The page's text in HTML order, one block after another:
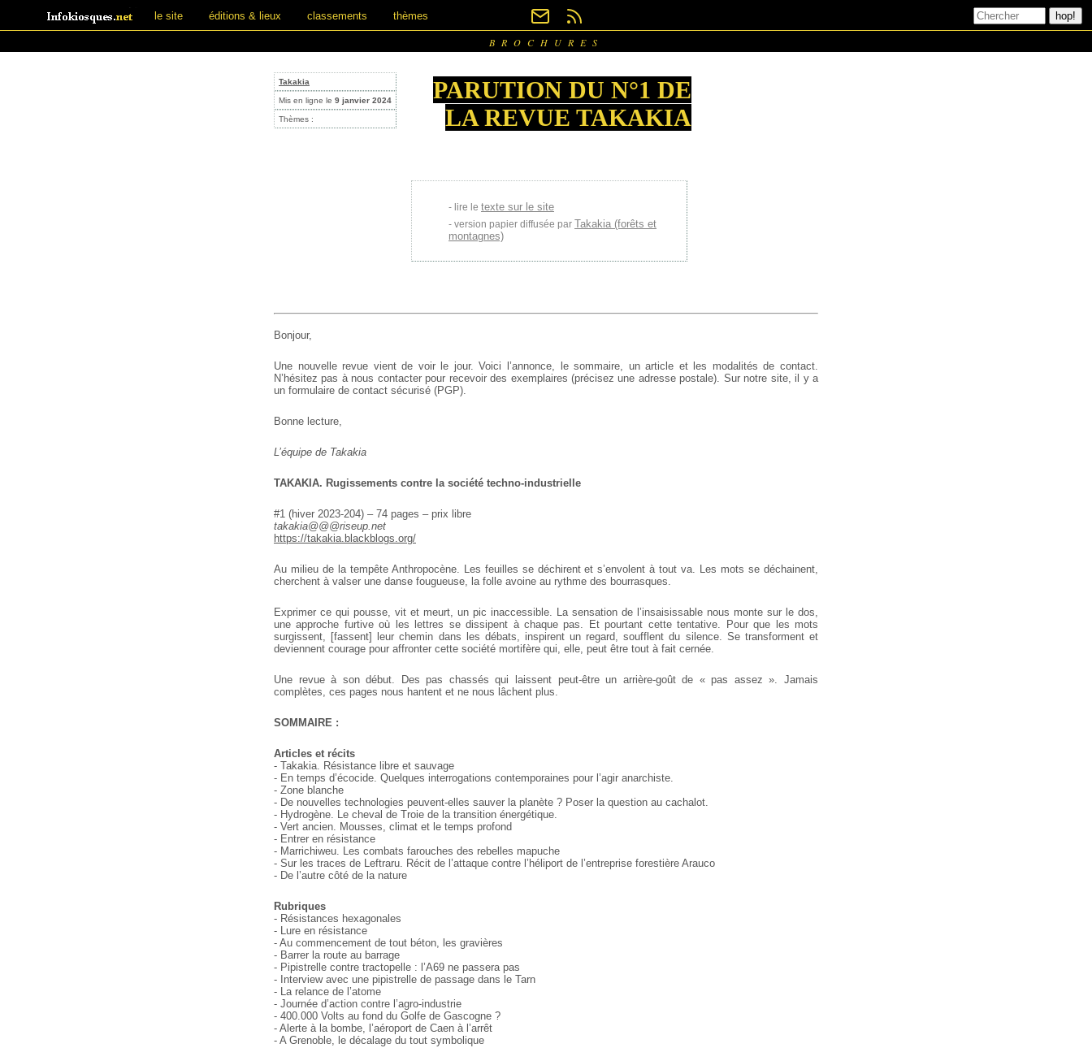
le site éditions & lieux classements thèmes
BROCHURES
Takakia
Mis en ligne le 9 janvier 2024
Thèmes :
PARUTION DU N°1 DE
LA REVUE TAKAKIA
lire le texte sur le site
version papier diffusée par Takakia (forêts et
montagnes)
Bonjour,
Une nouvelle revue vient de voir le jour. Voici l’annonce, le sommaire, un article et les modalités de contact.
N’hésitez pas à nous contacter pour recevoir des exemplaires (précisez une adresse postale). Sur notre site, il y a
un formulaire de contact sécurisé (PGP).
Bonne lecture,
L’équipe de Takakia
TAKAKIA. Rugissements contre la société techno-industrielle
#1 (hiver 2023-204) – 74 pages – prix libre
takakia@@@riseup.net
https://takakia.blackblogs.org/
Au milieu de la tempête Anthropocène. Les feuilles se déchirent et s’envolent à tout va. Les mots se déchainent,
cherchent à valser une danse fougueuse, la folle avoine au rythme des bourrasques.
Exprimer ce qui pousse, vit et meurt, un pic inaccessible. La sensation de l’insaisissable nous monte sur le dos,
une approche furtive où les lettres se dissipent à chaque pas. Et pourtant cette tentative. Pour que les mots
surgissent, [fassent] leur chemin dans les débats, inspirent un regard, soufflent du silence. Se transforment et
deviennent courage pour affronter cette société mortifère qui, elle, peut être tout à fait cernée.
Une revue à son début. Des pas chassés qui laissent peut-être un arrière-goût de « pas assez ». Jamais
complètes, ces pages nous hantent et ne nous lâchent plus.
SOMMAIRE :
Articles et récits
- Takakia. Résistance libre et sauvage
- En temps d’écocide. Quelques interrogations contemporaines pour l’agir anarchiste.
- Zone blanche
- De nouvelles technologies peuvent-elles sauver la planète ? Poser la question au cachalot.
- Hydrogène. Le cheval de Troie de la transition énergétique.
- Vert ancien. Mousses, climat et le temps profond
- Entrer en résistance
- Marrichiweu. Les combats farouches des rebelles mapuche
- Sur les traces de Leftraru. Récit de l’attaque contre l’héliport de l’entreprise forestière Arauco
- De l’autre côté de la nature
Rubriques
- Résistances hexagonales
- Lure en résistance
- Au commencement de tout béton, les gravières
- Barrer la route au barrage
- Pipistrelle contre tractopelle : l’A69 ne passera pas
- Interview avec une pipistrelle de passage dans le Tarn
- La relance de l’atome
- Journée d’action contre l’agro-industrie
- 400.000 Volts au fond du Golfe de Gascogne ?
- Alerte à la bombe, l’aéroport de Caen à l’arrêt
- A Grenoble, le décalage du tout symbolique